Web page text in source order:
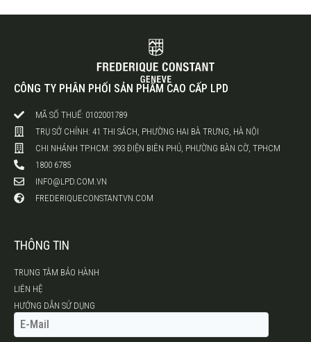
CÔNG TY PHÂN PHỐI SẢN PHẨM CAO CẤP LPD
MÃ SỐ THUẾ: 0102001789
TRỤ SỞ CHÍNH: 41 THI SÁCH, PHƯỜNG HAI BÀ TRƯNG, HÀ NỘI
CHI NHÁNH TP.HCM: 393 ĐIỆN BIÊN PHỦ, PHƯỜNG BÀN CỜ, TPHCM
1800 6785
INFO@LPD.COM.VN
FREDERIQUECONSTANTVN.COM
THÔNG TIN
TRUNG TÂM BẢO HÀNH
LIÊN HỆ
HƯỚNG DẪN SỬ DỤNG